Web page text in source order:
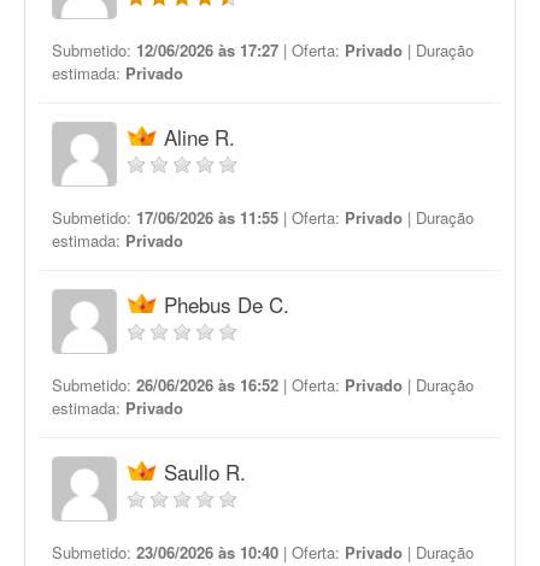
Submetido: 12/06/2026 às 17:27 | Oferta: Privado | Duração
estimada: Privado
Aline R.
Submetido: 17/06/2026 às 11:55 | Oferta: Privado | Duração
estimada: Privado
Phebus De C.
Submetido: 26/06/2026 às 16:52 | Oferta: Privado | Duração
estimada: Privado
Saullo R.
Submetido: 23/06/2026 às 10:40 | Oferta: Privado | Duração